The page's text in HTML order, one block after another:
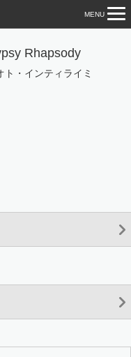
MENU
Rhapsody
ト・インティライミ